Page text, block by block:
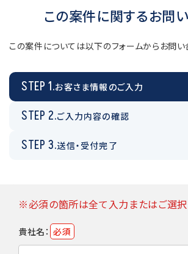
この案件に関するお問
この案件については以下のフォームからお問い
STEP 1.お客さま情報のご入力
STEP 2.ご入力内容の確認
STEP 3.送信・受付完了
※必須の箇所は全て入力またはご選択
貴社名： 必須